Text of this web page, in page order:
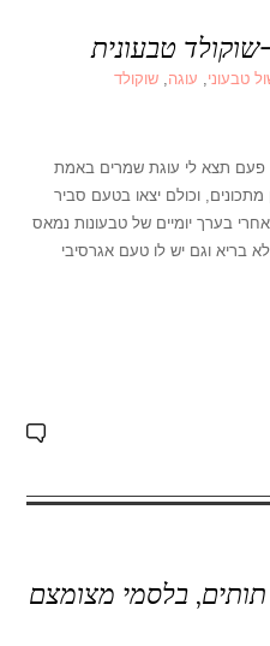
טבעונית
טבעוני, עוגה,שוקולד
תצא לי עוגת שמרים באמת
וכולם יצאו בטעם סביר
בערך יומיים של טבעונות נמאס
בריא וגם יש לו טעם אגרסיבי
בלסמי מצומצם